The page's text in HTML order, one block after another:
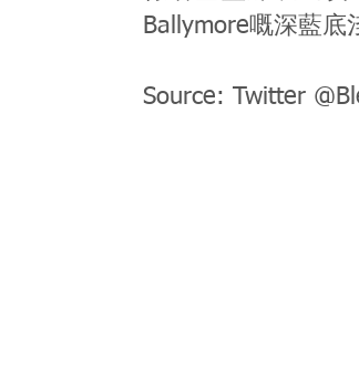
Ballymore嘅深藍底
Source: Twitter